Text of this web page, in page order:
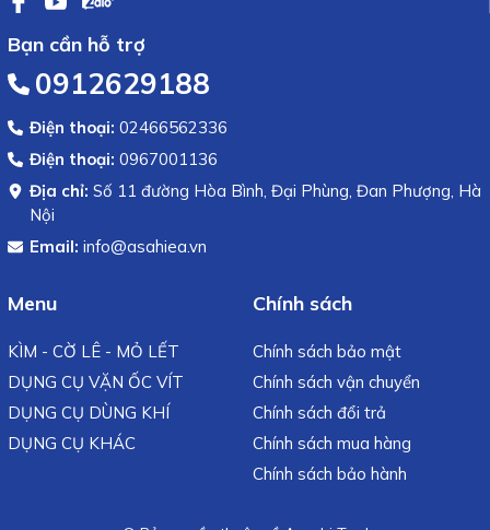
Bạn cần hỗ trợ
0912629188
Điện thoại: 02466562336
Điện thoại: 0967001136
Địa chỉ: Số 11 đường Hòa Bình, Đại Phùng, Đan Phượng, Hà
Nội
Email: info@asahiea.vn
Menu
KÌM - CỜ LÊ - MỎ LẾT
DỤNG CỤ VẶN ỐC VÍT
DỤNG CỤ DÙNG KHÍ
DỤNG CỤ KHÁC
Chính sách
Chính sách bảo mật
Chính sách vận chuyển
Chính sách đổi trả
Chính sách mua hàng
Chính sách bảo hành